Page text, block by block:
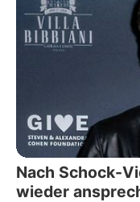
Nach Schock-
wieder